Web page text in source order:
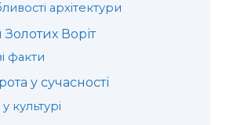
архітектури
Воріт
факти
у сучасності
культурі